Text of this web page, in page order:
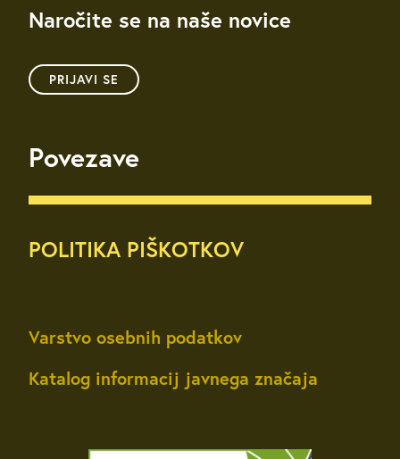
Naročite se na naše novice
PRIJAVI SE
Povezave
POLITIKA PIŠKOTKOV
Varstvo osebnih podatkov
Katalog informacij javnega značaja